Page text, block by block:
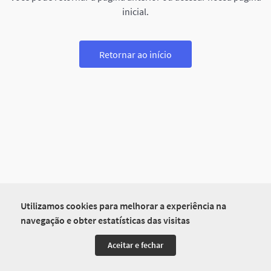
Utilizamos cookies para melhorar a experiência na
navegação e obter estatísticas das visitas
Aceitar e fechar
inicial.
Retornar ao início